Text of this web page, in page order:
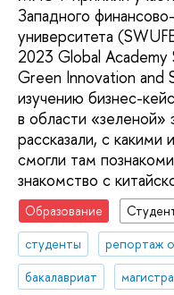
Западного
университета
2023 Global
Green Innovation and
изучению бизнес-
в области «зеленой»
рассказали, с
смогли там
знакомство с
Образование
студенты
репортаж
бакалавриат